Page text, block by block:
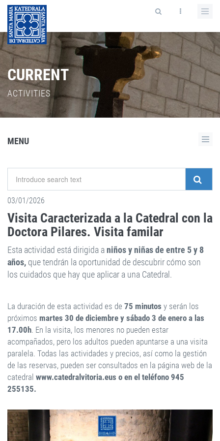
CURRENT
ACTIVITIES
MENU
03/01/2026
Visita Caracterizada a la Catedral con la
Doctora Pilares. Visita familar
Esta actividad está dirigida aniños y niñas de entre 5 y 8
años, que tendrán la oportunidad de descubrir cómo son
los cuidados que hay que aplicar a una Catedral.
La duración de esta actividad es de 75 minutos y serán los
próximos martes 30 de diciembre y sábado 3 de enero a las
17.00h. En la visita, los menores no pueden estar
acompañados, pero los adultos pueden apuntarse a una visita
paralela. Todas las actividades y precios, así como la gestión
de las reservas, pueden ser consultados en la página web de la
catedral www.catedralvitoria.eus o en el teléfono 945
255135.